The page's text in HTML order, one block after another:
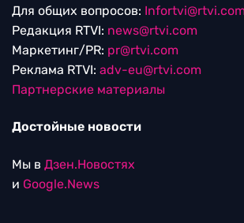
Для общих вопросов:
Редакция RTVI: news@rtvi.com
Маркетинг/PR: pr@rtvi.com
Реклама RTVI: adv-eu@rtvi.com
Партнерские материалы
Достойные новости
Мы в Дзен.Новостях
и Google.News